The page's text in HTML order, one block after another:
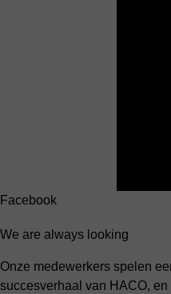
Facebook
We are always looking
Onze medewerkers spelen
succesverhaal van HACO,